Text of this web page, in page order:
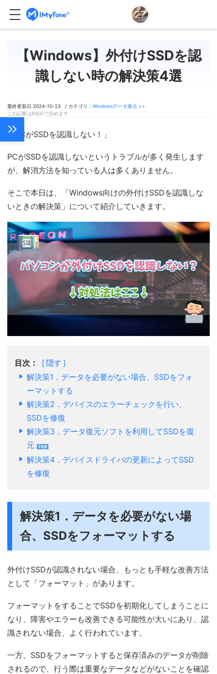
【Windows】外付けSSDを認
識しない時の解決策4選
最終更新日 2024-10-23 / カテゴリ： Windowsデータ復元 >>
この記事は約6分で読めます
「PCがSSDを認識しない！」
PCがSSDを認識しないというトラブルが多く発生します
が、解消方法を知っている人は多くありません。
そこで本日は、「Windows向けの外付けSSDを認識しな
いときの解決策」について紹介していきます。
目次：
隠す
解決策1．データを必要がない場合、SSDをフォ
ーマットする
解決策2．デバイスのエラーチェックを行い、
SSDを修復
解決策3．データ復元ソフトを利用してSSDを復
元
解決策4．デバイスドライバの更新によってSSD
を修復
解決策1．データを必要がない場
合、SSDをフォーマットする
外付けSSDが認識されない場合、もっとも手軽な改善方法
として「フォーマット」があります。
フォーマットをすることでSSDを初期化してしまうことに
なり、障害やエラーも改善できる可能性が大いにあり、認
識されない場合、よく行われています。
一方、SSDをフォーマットすると保存済みのデータが削除
されるので、行う際は重要なデータなどがないことを確認